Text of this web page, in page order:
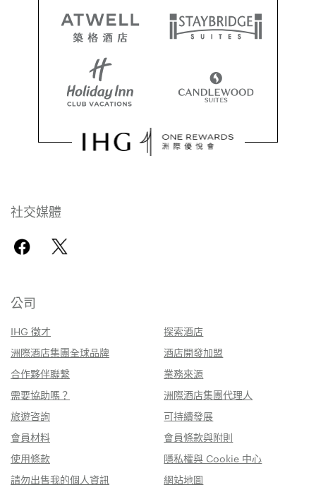
社交媒體
公司
IHG 徵才
探索酒店
洲際酒店集團全球品牌
酒店開發加盟
合作夥伴聯繫
業務來源
需要協助嗎？
洲際酒店集團代理人
旅遊咨詢
可持續發展
會員材料
會員條款與附則
使用條款
隱私權與 Cookie 中心
請勿出售我的個人資訊
網站地圖